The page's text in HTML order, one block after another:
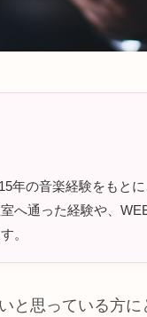
年の音楽経験をもと
通った経験や、
。
と思っている方